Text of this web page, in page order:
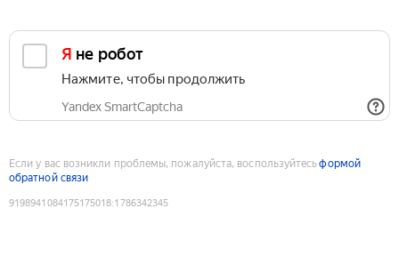
Я не робот
Нажмите, чтобы продолжить
Yandex SmartCaptcha
Если у вас возникли проблемы, пожалуйста, воспользуйтесьформой
обратной связи
9198941084175175018:1786342345